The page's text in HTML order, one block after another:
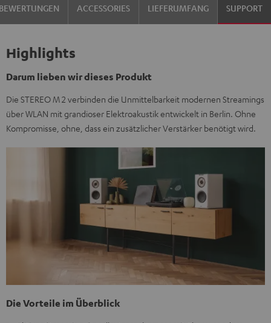
ACCESSORIES LIEFERUMFANG SUPPORT
Highlights
Darum lieben wir dieses Produkt
Die STEREO M 2 verbinden die Unmittelbarkeit modernen Streamings
über WLAN mit grandioser Elektroakustik entwickelt in Berlin. Ohne
Kompromisse, ohne, dass ein zusätzlicher Verstärker benötigt wird.
Die Vorteile im Überblick